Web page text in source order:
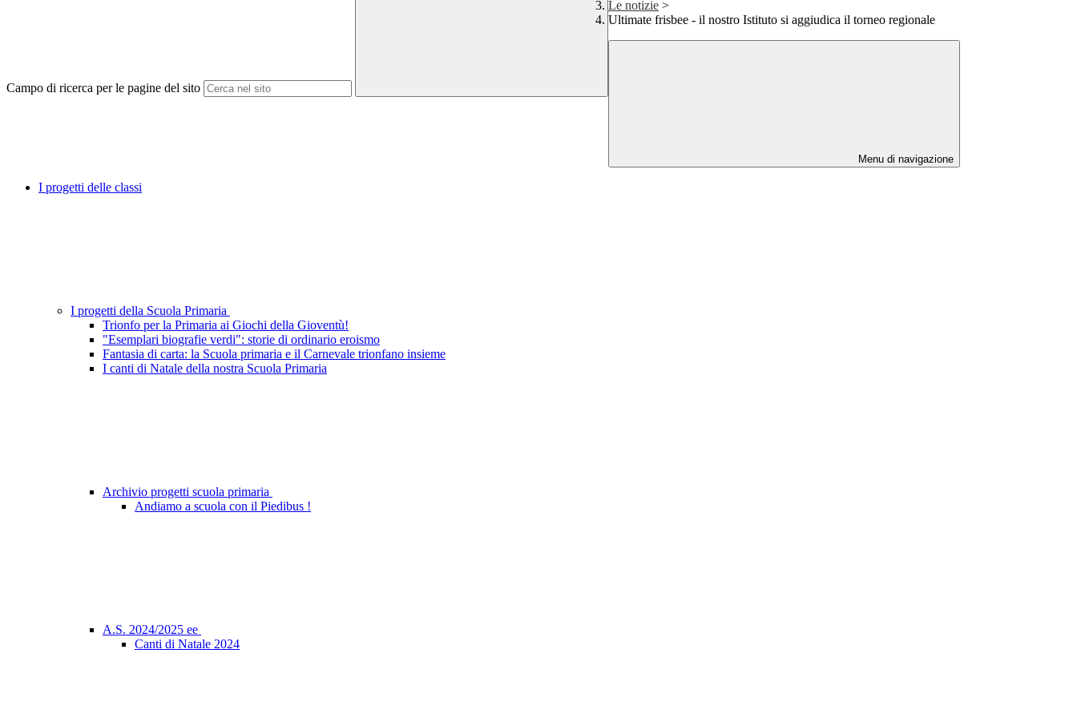
Campo di ricerca per le pagine del sito
Le notizie >
Ultimate frisbee - il nostro Istituto si aggiudica il torneo regionale
Menu di navigazione
I progetti delle classi
I progetti della Scuola Primaria
Trionfo per la Primaria ai Giochi della Gioventù!
"Esemplari biografie verdi": storie di ordinario eroismo
Fantasia di carta: la Scuola primaria e il Carnevale trionfano insieme
I canti di Natale della nostra Scuola Primaria
Archivio progetti scuola primaria
Andiamo a scuola con il Piedibus !
A.S. 2024/2025 ee
Canti di Natale 2024